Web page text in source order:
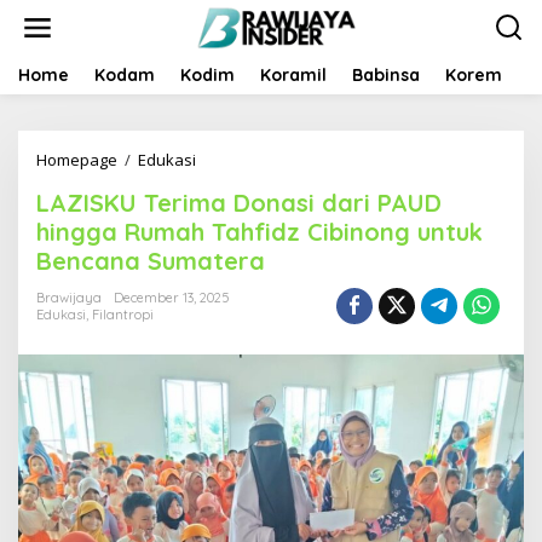
t
Home Kodam Kodim Koramil Babinsa Korem
Homepage / Edukasi
Z
I
S
K
U
r
i
m
a
D
o
n
a
s
LAZISKU Terima Donasi dari PAUD
hingga Rumah Tahfidz Cibinong untuk
Bencana Sumatera
Brawijaya
December 13, 2025
Edukasi, Filantropi